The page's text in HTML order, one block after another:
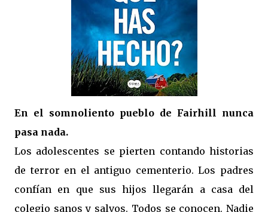
En el somnoliento pueblo de Fairhill nunca
pasa nada.
Los adolescentes se pierten contando historias
de terror en el antiguo cementerio. Los padres
confían en que sus hijos llegarán a casa del
colegio sanos y salvos. Todos se conocen. Nadie